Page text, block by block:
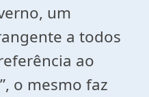
um
a todos
ao
o mesmo faz